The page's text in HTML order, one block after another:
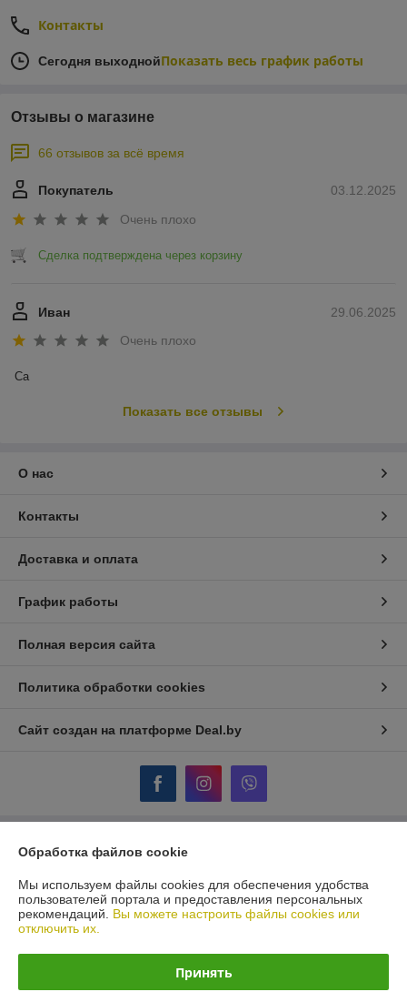
Контакты
Сегодня выходнойПоказать весь график работы
Отзывы о магазине
66 отзывов за всё время
03.12.2025
Покупатель
Очень плохо
Сделка подтверждена через корзину
29.06.2025
Иван
Очень плохо
Са
Показать все отзывы
О нас
Контакты
Доставка и оплата
График работы
Полная версия сайта
Политика обработки cookies
Сайт создан на платформе Deal.by
Информация для покупателя
Юридическое лицо:ООО "ПУМИ - С"
Г.МИНСК, УЛ. КАРВАТА, 87/1
Регистрационный номер ЕГР: 100205819
УНП: 100205819
Регистрационный орган: Минский горисполком
Обработка файлов cookie
Мы используем файлы cookies для обеспечения удобства
пользователей портала и предоставления персональных
рекомендаций. Вы можете настроить файлы cookies или
отключить их.
Принять